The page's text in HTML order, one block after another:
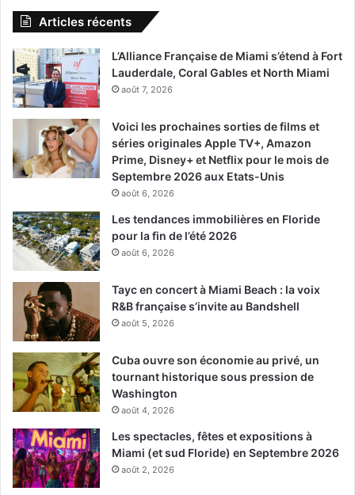
Articles récents
L’Alliance Française de Miami s’étend à Fort
Lauderdale, Coral Gables et North Miami
août 7, 2026
Voici les prochaines sorties de films et
séries originales Apple TV+, Amazon
Prime, Disney+ et Netflix pour le mois de
Septembre 2026 aux Etats-Unis
août 6, 2026
Les tendances immobilières en Floride
pour la fin de l’été 2026
août 6, 2026
Tayc en concert à Miami Beach : la voix
R&B française s’invite au Bandshell
août 5, 2026
Cuba ouvre son économie au privé, un
tournant historique sous pression de
Washington
août 4, 2026
Les spectacles, fêtes et expositions à
Miami (et sud Floride) en Septembre 2026
août 2, 2026